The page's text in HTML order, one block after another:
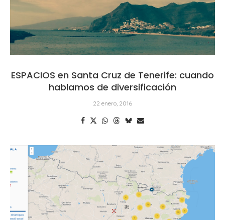
ESPACIOS en Santa Cruz de Tenerife: cuando
hablamos de diversificación
22 enero, 2016